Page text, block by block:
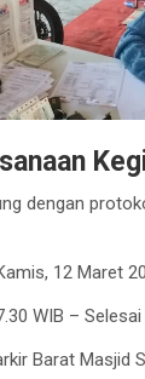
dengan
12 Maret
WIB – Selesai
Barat Masjid